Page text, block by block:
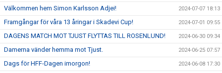
Välkommen hem Simon Karlsson Adjei! 2024-07-07 18:13
Framgångar för våra 13 åringar i Skadevi Cup! 2024-07-01 09:55
DAGENS MATCH MOT TJUST FLYTTAS TILL ROSENLUND! 2024-06-30 09:34
Damerna vänder hemma mot Tjust. 2024-06-25 07:57
Dags för HFF-Dagen imorgon! 2024-06-08 17:30